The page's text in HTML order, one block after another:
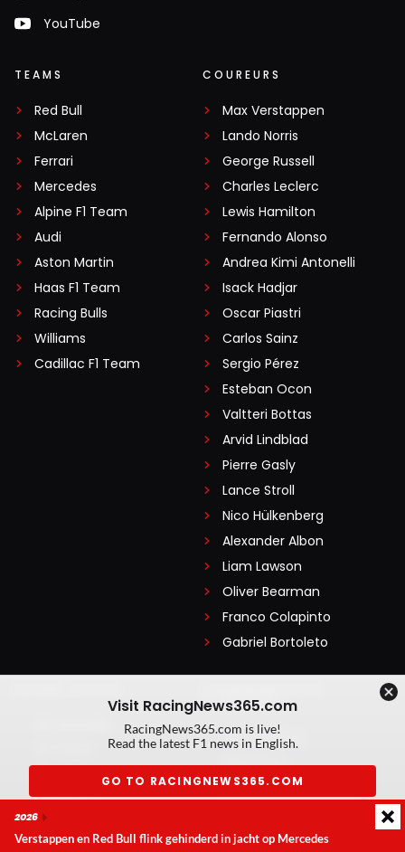
YouTube
TEAMS
Red Bull
McLaren
Ferrari
Mercedes
Alpine F1 Team
Audi
Aston Martin
Haas F1 Team
Racing Bulls
Williams
Cadillac F1 Team
COUREURS
Max Verstappen
Lando Norris
George Russell
Charles Leclerc
Lewis Hamilton
Fernando Alonso
Andrea Kimi Antonelli
Isack Hadjar
Oscar Piastri
Carlos Sainz
Sergio Pérez
Esteban Ocon
Valtteri Bottas
Arvid Lindblad
Pierre Gasly
Lance Stroll
Nico Hülkenberg
Alexander Albon
Liam Lawson
Oliver Bearman
Franco Colapinto
Gabriel Bortoleto
GP Miami
GP Canada
COUREURS
Nico Rosberg
Alain Prost
Michael Schumacher
Ayrton Senna
Visit RacingNews365.com
RacingNews365.com is live!
Read the latest F1 news in English.
GO TO RACINGNEWS365.COM
2026
Verstappen en Red Bull flink gehinderd in jacht op Mercedes